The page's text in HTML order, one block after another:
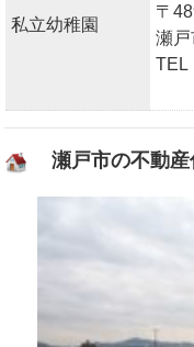
私立幼稚園
〒
瀬
TEL
瀬戸市の不動